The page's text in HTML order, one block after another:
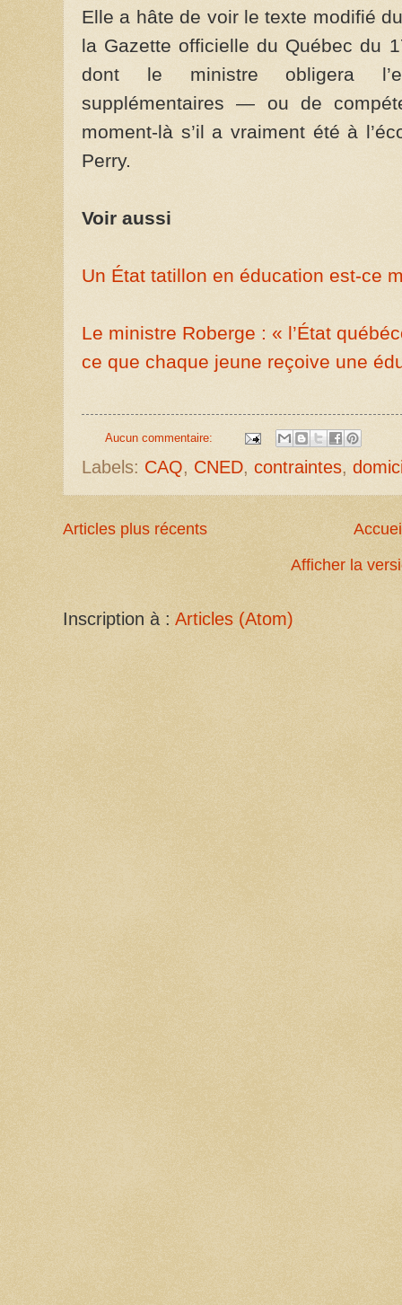
Elle a hâte de voir le texte modifié
la Gazette officielle du Québec du
dont le ministre obligera
supplémentaires — ou de
moment-là s’il a vraiment été à
Perry.
Voir aussi
Un État tatillon en éducation est-ce
Le ministre Roberge : « l’État
ce que chaque jeune reçoive une
Aucun commentaire:
Labels: CAQ, CNED, contraintes,
Articles plus récents
Afficher la
Inscription à : Articles (Atom)